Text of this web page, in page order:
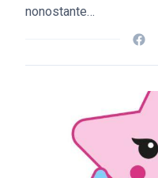
nonostante…